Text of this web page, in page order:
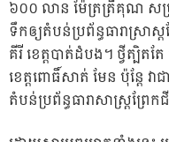
៦០០ លាន ម៉ែត្រត្រីគុណ សម្រ
ទឹកឲ្យតំបន់ប្រព័ន្ធធារាសា្រ
គីរី ខេត្តបាត់ដំបង។ ថ្វីត្បិត
ខេត្តពោធិ៍សាត់ មែន ប៉ុនែ្ត
តំបន់ប្រព័ន្ធធារាសាស្រ្តព្